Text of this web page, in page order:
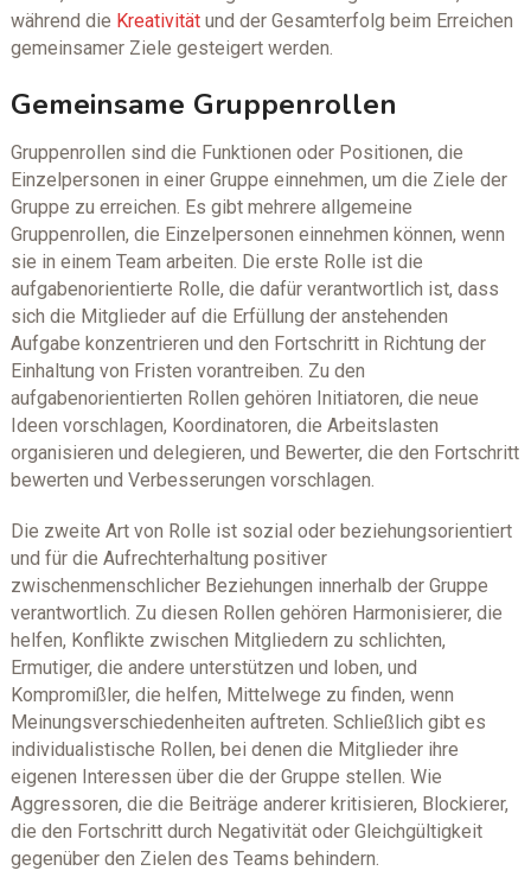
während die Kreativitätund der Gesamterfolg beim Erreichen
gemeinsamer Ziele gesteigert werden.
Gemeinsame Gruppenrollen
Gruppenrollen sind die Funktionen oder Positionen, die
Einzelpersonen in einer Gruppe einnehmen, um die Ziele der
Gruppe zu erreichen. Es gibt mehrere allgemeine
Gruppenrollen, die Einzelpersonen einnehmen können, wenn
sie in einem Team arbeiten. Die erste Rolle ist die
aufgabenorientierte Rolle, die dafür verantwortlich ist, dass
sich die Mitglieder auf die Erfüllung der anstehenden
Aufgabe konzentrieren und den Fortschritt in Richtung der
Einhaltung von Fristen vorantreiben. Zu den
aufgabenorientierten Rollen gehören Initiatoren, die neue
Ideen vorschlagen, Koordinatoren, die Arbeitslasten
organisieren und delegieren, und Bewerter, die den Fortschritt
bewerten und Verbesserungen vorschlagen.
Die zweite Art von Rolle ist sozial oder beziehungsorientiert
und für die Aufrechterhaltung positiver
zwischenmenschlicher Beziehungen innerhalb der Gruppe
verantwortlich. Zu diesen Rollen gehören Harmonisierer, die
helfen, Konflikte zwischen Mitgliedern zu schlichten,
Ermutiger, die andere unterstützen und loben, und
Kompromißler, die helfen, Mittelwege zu finden, wenn
Meinungsverschiedenheiten auftreten. Schließlich gibt es
individualistische Rollen, bei denen die Mitglieder ihre
eigenen Interessen über die der Gruppe stellen. Wie
Aggressoren, die die Beiträge anderer kritisieren, Blockierer,
die den Fortschritt durch Negativität oder Gleichgültigkeit
gegenüber den Zielen des Teams behindern.